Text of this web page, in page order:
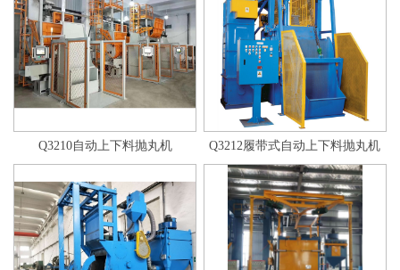
Q3210自动上下料抛丸机 Q3212履带式自动上下料抛丸机